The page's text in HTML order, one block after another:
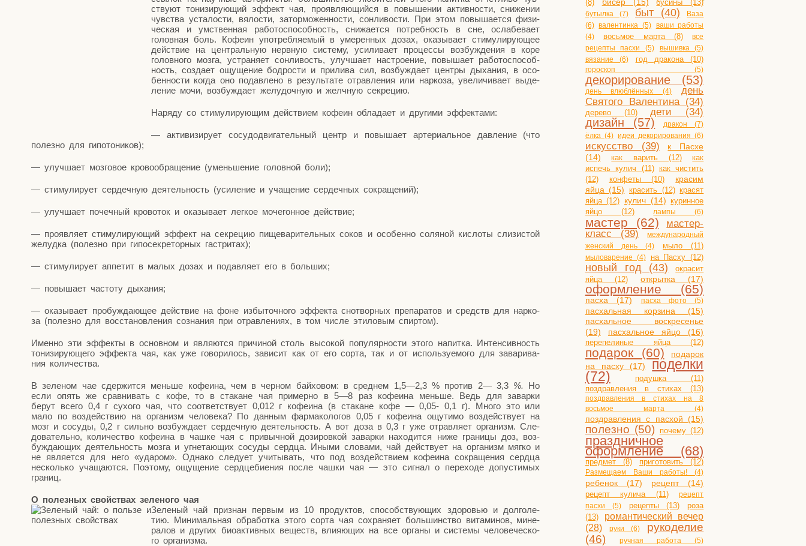
ству­ют тони­зи­ру­ю­щий эффект чая, про­яв­ля­ю­щий­ся в повы­ше­нии актив­но­сти, сни­же­нии
чув­ства уста­ло­сти, вяло­сти, затор­мо­жен­но­сти, сон­ли­во­сти. При этом повы­ша­ет­ся физи­
че­ская и умствен­ная рабо­то­спо­соб­ность, сни­жа­ет­ся потреб­ность в сне, осла­бе­ва­ет
голов­ная боль. Кофе­ин упо­треб­ля­е­мый в уме­рен­ных дозах, ока­зы­ва­ет сти­му­ли­ру­ю­щее
дей­ствие на цен­траль­ную нерв­ную систе­му, уси­ли­ва­ет про­цес­сы воз­буж­де­ния в коре
голов­но­го моз­га, устра­ня­ет сон­ли­вость, улуч­ша­ет настро­е­ние, повы­ша­ет рабо­то­спо­соб­
ность, созда­ет ощу­ще­ние бод­ро­сти и при­ли­ва сил, воз­буж­да­ет цен­тры дыха­ния, в осо­
бен­но­сти когда оно подав­ле­но в резуль­та­те отрав­ле­ния или нар­ко­за, уве­ли­чи­ва­ет выде­
ле­ние мочи, воз­буж­да­ет желу­доч­ную и желч­ную секрецию.
Наря­ду со сти­му­ли­ру­ю­щим дей­стви­ем кофе­ин обла­да­ет и дру­ги­ми эффектами:
— акти­ви­зи­ру­ет сосу­до­дви­га­тель­ный центр и повы­ша­ет арте­ри­аль­ное дав­ле­ние (что
полез­но для гипотоников);
— улуч­ша­ет моз­го­вое кро­во­об­ра­ще­ние (умень­ше­ние голов­ной боли);
— сти­му­ли­ру­ет сер­деч­ную дея­тель­ность (уси­ле­ние и уча­ще­ние сер­деч­ных сокращений);
— улуч­ша­ет почеч­ный кро­во­ток и ока­зы­ва­ет лег­кое моче­гон­ное действие;
— про­яв­ля­ет сти­му­ли­ру­ю­щий эффект на сек­ре­цию пище­ва­ри­тель­ных соков и осо­бен­но соля­ной кис­ло­ты сли­зи­стой
желуд­ка (полез­но при гипо­сек­ре­тор­ных гастритах);
— сти­му­ли­ру­ет аппе­тит в малых дозах и подав­ля­ет его в больших;
— повы­ша­ет часто­ту дыхания;
— ока­зы­ва­ет про­буж­да­ю­щее дей­ствие на фоне избы­точ­но­го эффек­та сно­твор­ных пре­па­ра­тов и средств для нар­ко­
за (полез­но для вос­ста­нов­ле­ния созна­ния при отрав­ле­ни­ях, в том чис­ле эти­ло­вым спиртом).
Имен­но эти эффек­ты в основ­ном и явля­ют­ся при­чи­ной столь высо­кой попу­ляр­но­сти это­го напит­ка. Интен­сив­ность
тони­зи­ру­ю­ще­го эффек­та чая, как уже гово­ри­лось, зави­сит как от его сор­та, так и от исполь­зу­е­мо­го для зава­ри­ва­
ния количества.
В зеле­ном чае сдер­жит­ся мень­ше кофе­и­на, чем в чер­ном бай­хо­вом: в сред­нем 1,5—2,3 % про­тив 2— 3,3 %. Но
если опять же срав­ни­вать с кофе, то в ста­кане чая при­мер­но в 5—8 раз кофе­и­на мень­ше. Ведь для завар­ки
берут все­го 0,4 г сухо­го чая, что соот­вет­ству­ет 0,012 г кофе­и­на (в ста­кане кофе — 0,05- 0,1 г). Мно­го это или
мало по воз­дей­ствию на орга­низм чело­ве­ка? По дан­ным фар­ма­ко­ло­гов 0,05 г кофе­и­на ощу­ти­мо воз­дей­ству­ет на
мозг и сосу­ды, 0,2 г силь­но воз­буж­да­ет сер­деч­ную дея­тель­ность. А вот доза в 0,3 г уже отрав­ля­ет орга­низм. Сле­
до­ва­тель­но, коли­че­ство кофе­и­на в чаш­ке чая с при­выч­ной дози­ров­кой завар­ки нахо­дит­ся ниже гра­ни­цы доз, воз­
буж­да­ю­щих дея­тель­ность моз­га и угне­та­ю­щих сосу­ды серд­ца. Ины­ми сло­ва­ми, чай дей­ству­ет на орга­низм мяг­ко и
не явля­ет­ся для него «уда­ром». Одна­ко сле­ду­ет учи­ты­вать, что под воз­дей­стви­ем кофе­и­на сокра­ще­ния серд­ца
несколь­ко уча­ща­ют­ся. Поэто­му, ощу­ще­ние серд­це­би­е­ния после чаш­ки чая — это сиг­нал о пере­хо­де допу­сти­мых
границ.
О полезных свойствах зеленого чая
Зеле­ный чай при­знан пер­вым из 10 про­дук­тов, спо­соб­ству­ю­щих здо­ро­вью и дол­го­ле­
тию. Мини­маль­ная обра­бот­ка это­го сор­та чая сохра­ня­ет боль­шин­ство вита­ми­нов, мине­
ра­лов и дру­гих био­ак­тив­ных веществ, вли­я­ю­щих на все орга­ны и систе­мы чело­ве­че­ско­
го организма.
(8)
бисер (15) бусины (13)
бутылка (7) быт (40)
Ваза
(6) валентинка (5) ваши работы
(4)
восьмое марта (8)
все
рецепты пасхи (5)
вышивка (5)
вязание (6)
год дракона (10)
гороскоп (5)
декорирование (53)
день влюблённых (4)
день
Святого Валентина (34)
дерево (10) дети (34)
дизайн (57)
дракон (7)
ёлка (4) идеи декорирования (6)
искусство (39)
к Пасхе
(14)
как варить (12)
как
испечь кулич (11) как чистить
(12)
конфеты (10)
красим
яйца (15)
красить (12) красят
яйца (12) кулич (14) куринное
яйцо (12)
лампы (6)
мастер (62)
мастер-
класс (39)
международный
женский день (4)
мыло (11)
мыловарение (4) на Пасху (12)
новый год (43)
окрасит
яйца (12)
открытка (17)
оформление (65)
пасха (17) пасха фото (5)
пасхальная корзина (15)
пасхальное воскресенье
(19)
пасхальное яйцо (16)
перепелиные яйца (12)
подарок (60)
подарок
на пасху (17)
поделки
(72)
подушка (11)
поздравления в стихах (13)
поздравления в стихах на 8
восьмое марта (4)
поздравления с пасхой (15)
полезно (50) почему (12)
праздничное
оформление (68)
предмет (8) приготовить (12)
Размещаем Ваши работы! (4)
ребенок (17)
рецепт (14)
рецепт кулича (11)
рецепт
пасхи (5)
рецепты (13)
роза
(13)
романтический вечер
(28)
руки (6)
рукоделие
(46)
ручная работа (5)